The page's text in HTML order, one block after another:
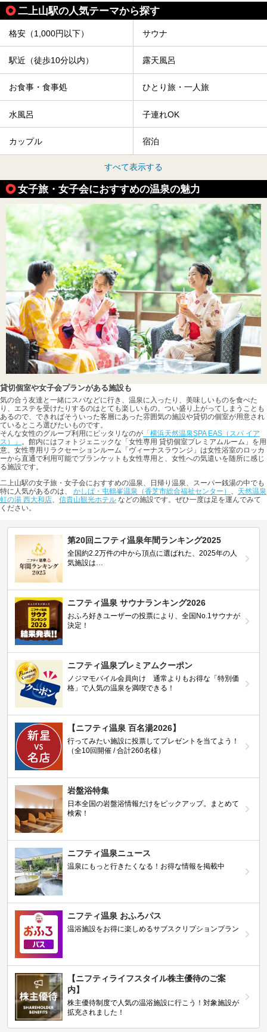
二上山駅の人気テーマから探す
格安（1,000円以下） サウナ
駅近（徒歩10分以内） 露天風呂
お食事・食事処 ひとり旅・一人旅
水風呂 子連れOK
カップル 宿泊
すべて表示する
女子旅・女子会におすすめの温泉の魅力
貸切個室や女子会プランがある施設も
気の合う友達と一緒にスパなどに行き、温泉に入ったり、美味しいものを食べた
り、エステを受けたりするのはとても楽しいもの。つい盛り上がってしまうことも
あるので、できればそういった客層にあった雰囲気の施設や貸切の個室が用意され
ているところ選びたいものです。
そんな女性のグループ利用にピッタリなのが 「横浜天然温泉SPA EAS（スパ イア
ス）」 。館内にはフォトジェニックな「女性専用 貸切個室プレミアムルーム」を用
意。女性専用リラクセーションルーム「ヴィーナスラウンジ」は女性浴室のロッカ
ーから直通で利用可能でブランケットも女性専用と、女性への気遣いを随所に感じ
る施設です。
二上山駅の女子旅・女子会におすすめの温泉、日帰り温泉、スーパー銭湯の中でも
特に人気があるのは、 かしば・屯鶴峯温泉（香芝市総合福祉センター） 、 天然温泉
虹の湯 西大和店、 信貴山観光ホテル などの施設です。ぜひ一度は足を運んでみて
ください。
第20回ニフティ温泉年間ランキング2025
全国約2.2万件の中から頂点に選ばれた、2025年の人
気施設は…
ニフティ温泉 サウナランキング2026
おふろ好きユーザーの投票により、全国No.1サウナが
決定！
ニフティ温泉プレミアムクーポン
ノジマモバイル会員向け 通常よりもお得な「特別価
格」で人気の温泉を満喫できる！
【ニフティ温泉 百名湯2026】
行ってみたい施設に投票してプレゼントを当てよう！
（全10回開催 / 合計260名様）
岩盤浴特集
日本全国の岩盤浴情報だけをピックアップ。まとめて
検索！
ニフティ温泉ニュース
温泉にもっと行きたくなる！お得な情報を掲載中
ニフティ温泉 おふろパス
温浴施設をお得に楽しめるサブスクリプションプラン
【ニフティライフスタイル株主優待のご案
内】
株主優待制度で人気の温浴施設に行こう！対象施設が
拡充されました！